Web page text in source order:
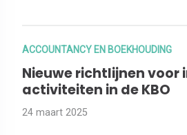
ACCOUNTANCY EN BOEKHOUDING
Nieuwe richtlijnen voor
activiteiten in de KBO
24 maart 2025